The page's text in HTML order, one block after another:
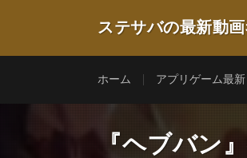
ステサバの最新動
ホーム アプリゲーム最
『ヘブバン